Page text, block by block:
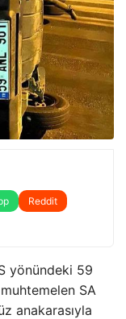
Reddit
yönündeki 59
SA
anakarasıyla